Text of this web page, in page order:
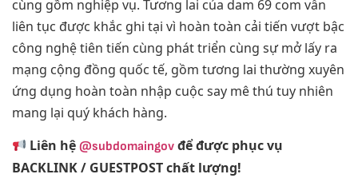
cùng gồm nghiệp vụ. Tương lai của dam 69 com vẫn
liên tục được khắc ghi tại vì hoàn toàn cải tiến vượt bậc
công nghệ tiên tiến cùng phát triển cùng sự mở lấy ra
mạng cộng đồng quốc tế, gồm tương lai thường xuyên
ứng dụng hoàn toàn nhập cuộc say mê thú tuy nhiên
mang lại quý khách hàng.
Liên hệ@subdomaingov để được phục vụ
BACKLINK / GUESTPOST chất lượng!